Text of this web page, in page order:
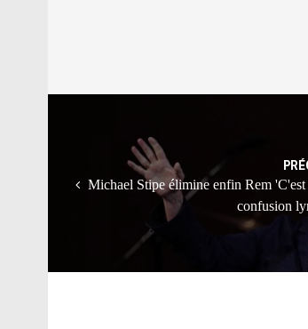
Michael Stipe élimine enfin Rem
confusion